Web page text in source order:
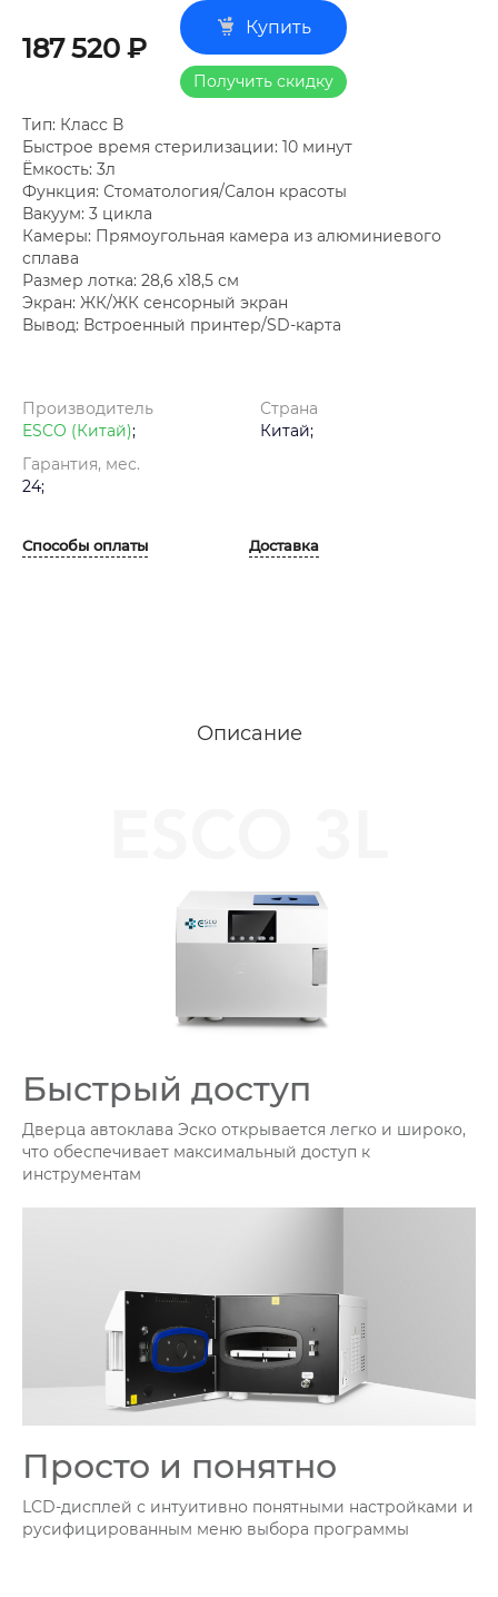
187 520 ₽
Купить
Получить скидку
Тип: Класс В
Быстрое время стерилизации: 10 минут
Ёмкость: 3л
Функция: Стоматология/Салон красоты
Вакуум: 3 цикла
Камеры: Прямоугольная камера из алюминиевого
сплава
Размер лотка: 28,6 х18,5 см
Экран: ЖК/ЖК сенсорный экран
Вывод: Встроенный принтер/SD-карта
Производитель
ESCO (Китай);
Страна
Китай;
Гарантия, мес.
24;
Способы оплаты Доставка
Описание
Быстрый доступ
Дверца автоклава Эско открывается легко и широко,
что обеспечивает максимальный доступ к
инструментам
Просто и понятно
LCD-дисплей с интуитивно понятными настройками и
русифицированным меню выбора программы